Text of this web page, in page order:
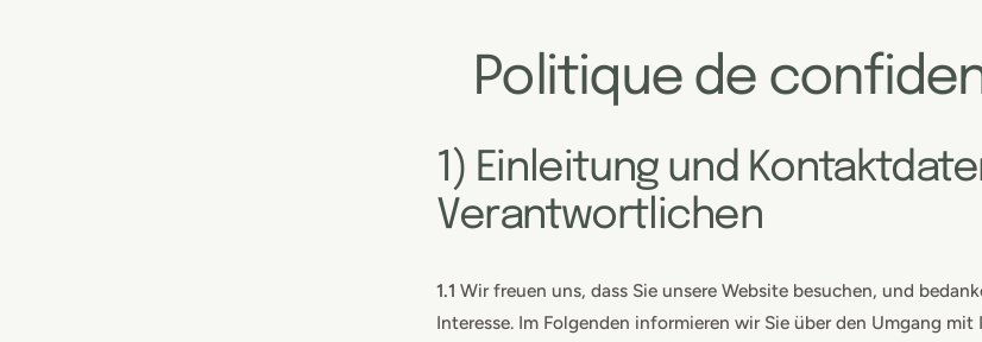
Politique de
1) Einleitung und
Verantwortlichen
1.1 Wir freuen uns, dass Sie unsere Website besuchen, und
Interesse. Im Folgenden informieren wir Sie über den Umgang mit